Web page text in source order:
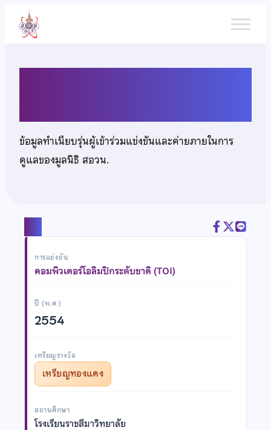
เนื้อหา
ข้อมูลทำเนียบรุ่นผู้เข้าร่วมแข่งขันและค่ายภายในการ
ดูแลของมูลนิธิ สอวน.
การแข่งขัน
คอมพิวเตอร์โอลิมปิกระดับชาติ (TOI)
ปี (พ.ศ.)
2554
เหรียญรางวัล
เหรียญทองแดง
สถานศึกษา
โรงเรียนราชสีมาวิทยาลัย